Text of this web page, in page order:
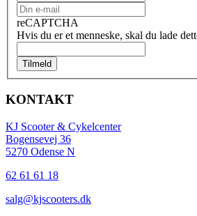
reCAPTCHA
Hvis du er et menneske, skal du lade
Tilmeld
KONTAKT
KJ Scooter & Cykelcenter
Bogensevej 36
5270 Odense N
62 61 61 18
salg@kjscooters.dk